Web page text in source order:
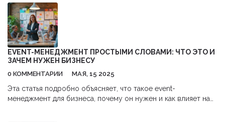
потребуются, как выбрать подходящий тип счета, и как
быстро оформить все необходимые формальности. Мы
также поделимся интересными советами, которые помогут
сэкономить время и избежать распространенных ошибок.
Практическое руководство подскажет, как начать новую
финансовую главу без лишних хлопот.
EVENT-МЕНЕДЖМЕНТ ПРОСТЫМИ СЛОВАМИ: ЧТО ЭТО И
ЗАЧЕМ НУЖЕН БИЗНЕСУ
0 КОММЕНТАРИИ МАЯ, 15 2025
Эта статья подробно объясняет, что такое event-
менеджмент для бизнеса, почему он нужен и как влияет на